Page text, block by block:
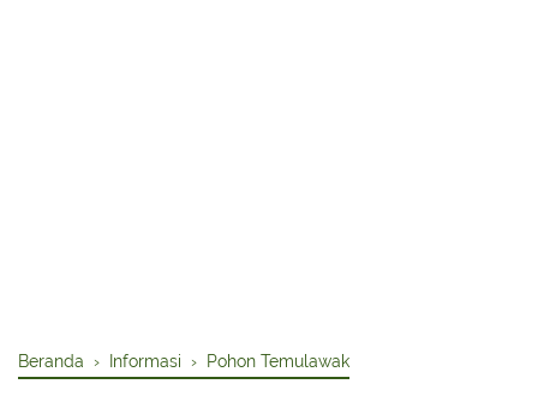
Beranda › Informasi › Pohon Temulawak